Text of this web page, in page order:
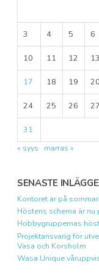
3 4 5 6
10 11 12 13
17 18 19 20
24 25 26 27
31
« syys
marras »
SENASTE
Kontoret är på
Höstens schema är nu
Hobbygruppernas
Projektansvarig för
Vasa och Korsholm
Wasa Unique